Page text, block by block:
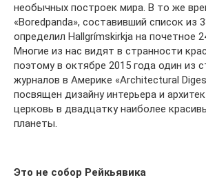
необычных построек мира. В то же
«Boredpanda», составивший список из
определил Hallgrímskirkja на почетное
Многие из нас видят в странности
поэтому в октябре 2015 года один из
журналов в Америке «Architectural
посвящен дизайну интерьера и
церковь в двадцатку наиболее
планеты.
Это не собор Рейкьявика